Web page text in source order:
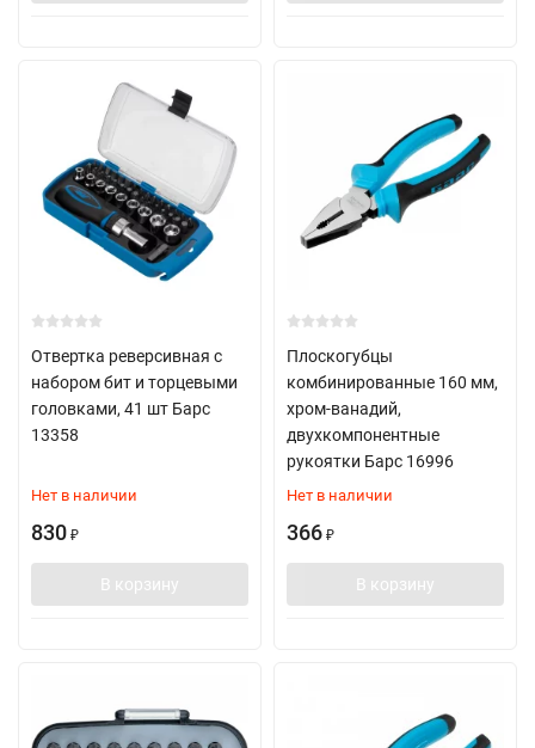
Отвертка реверсивная с
набором бит и торцевыми
головками, 41 шт Барс
13358
Нет в наличии
830 ₽
В корзину
Плоскогубцы
комбинированные 160 мм,
хром-ванадий,
двухкомпонентные
рукоятки Барс 16996
Нет в наличии
366 ₽
В корзину